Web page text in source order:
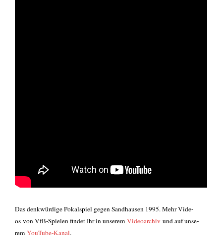
Das denk­wür­di­ge Pokal­spiel gegen Sand­hau­sen 1995. MehrVide­
os von VfB-Spie­len fin­det Ihr in unse­rem Video­ar­chiv und auf unse­
rem You­Tube-Kanal.